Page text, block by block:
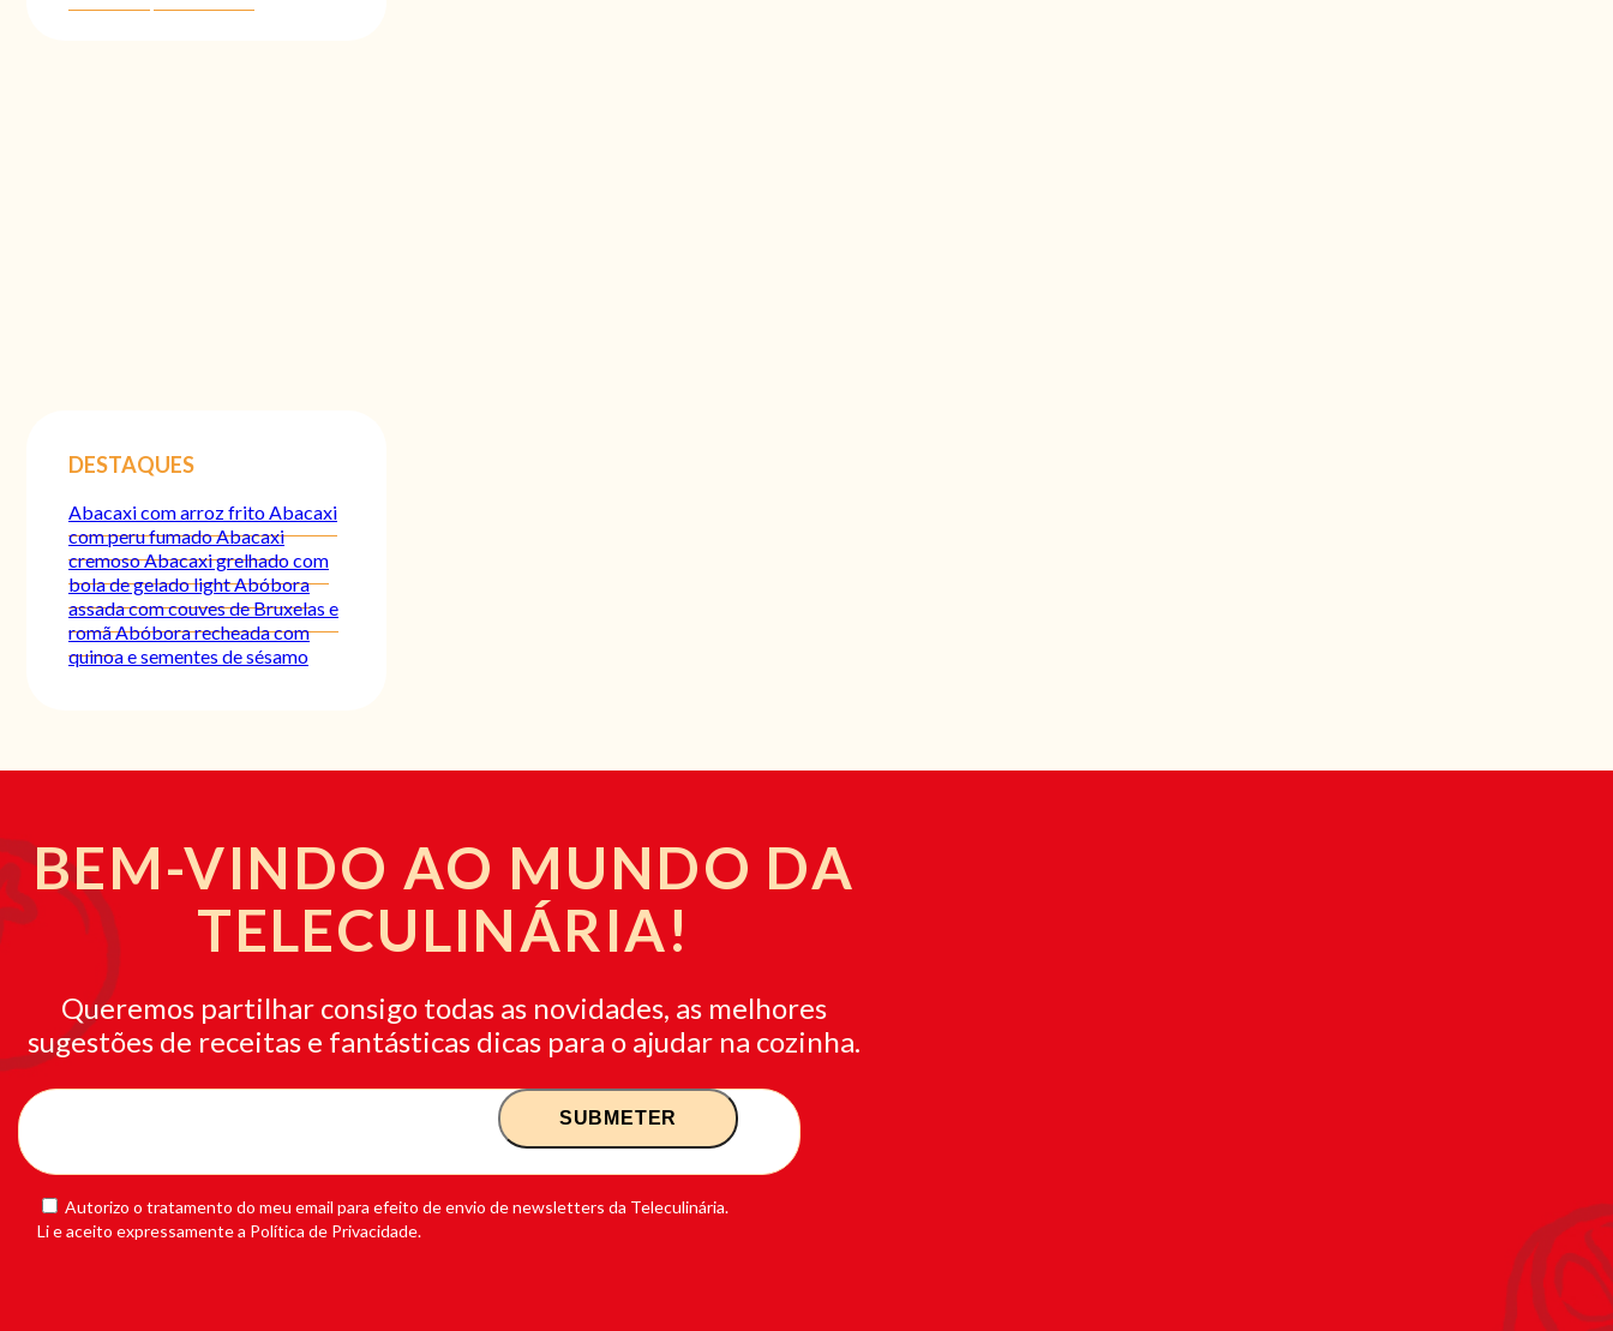
DESTAQUES
Abacaxi com arroz fritoAbacaxi
com peru fumadoAbacaxi
cremosoAbacaxi grelhado com
bola de gelado lightAbóbora
assada com couves de Bruxelas e
romãAbóbora recheada com
quinoa e sementes de sésamo
BEM-VINDO AO MUNDO DA
TELECULINÁRIA!
Queremos partilhar consigo todas as novidades, as melhores
sugestões de receitas e fantásticas dicas para o ajudar na cozinha.
Autorizo o tratamento do meu email para efeito de envio de newsletters da Teleculinária.
Li e aceito expressamente a Política de Privacidade.